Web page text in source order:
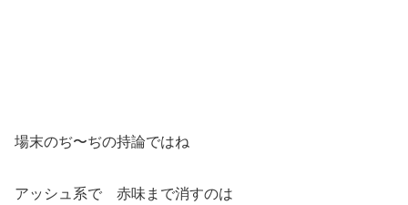
場末のぢ〜ぢの持論ではね
アッシュ系で 赤味まで消すのは